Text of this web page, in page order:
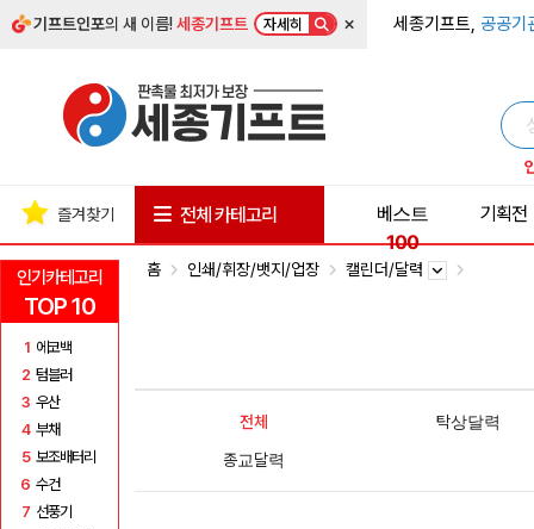
기프트인포의 새 이름!세종기프트 자세히 × 세종기프트, 공공기
인기카테고리
TOP 10
1 에코백
2 텀블러
3 우산
4 부채
5 보조배터리
6 수건
7 선풍기
즐겨찾기 전체 카테고리
베스트
100
기획전
홈 인쇄/휘장/뱃지/업장 캘린더/달력
전체
탁상달력
종교달력